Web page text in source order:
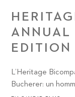
ANNUAL
EDITION
L’Heritage
Bucherer: un